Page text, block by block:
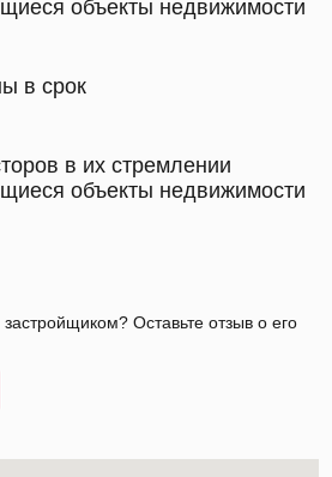
объекты недвижимости
в срок
в их стремлении
объекты недвижимости
Оставьте отзыв о его